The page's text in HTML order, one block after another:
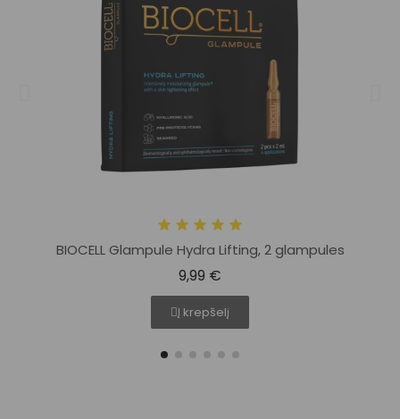
BIOCELL Glampule Hydra Lifting, 2 glampules
9,99 €
Į krepšelį